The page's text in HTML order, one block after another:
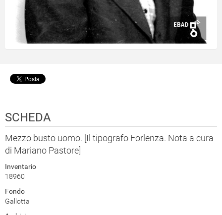
SCHEDA
Mezzo busto uomo. [Il tipografo Forlenza. Nota a cura
di Mariano Pastore]
Inventario
18960
Fondo
Gallotta